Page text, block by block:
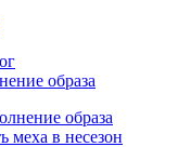
образа
меха в несезон